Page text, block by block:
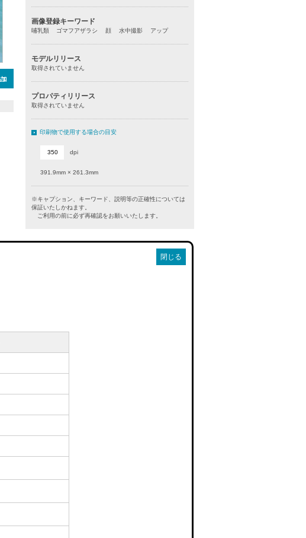
画像登録キーワード
哺乳類 ゴマフアザラシ 顔 水中撮影 アップ
モデルリリース
取得されていません
プロパティリリース
取得されていません
印刷物で使用する場合の目安
dpi
391.9mm × 261.3mm
※キャプション、キーワード、説明等の正確性については
保証いたしかねます。
ご利用の前に必ず再確認をお願いいたします。
閉じる